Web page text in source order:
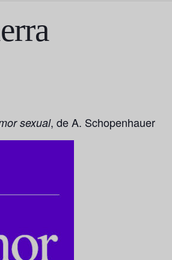
sexual, de A. Schopenhauer